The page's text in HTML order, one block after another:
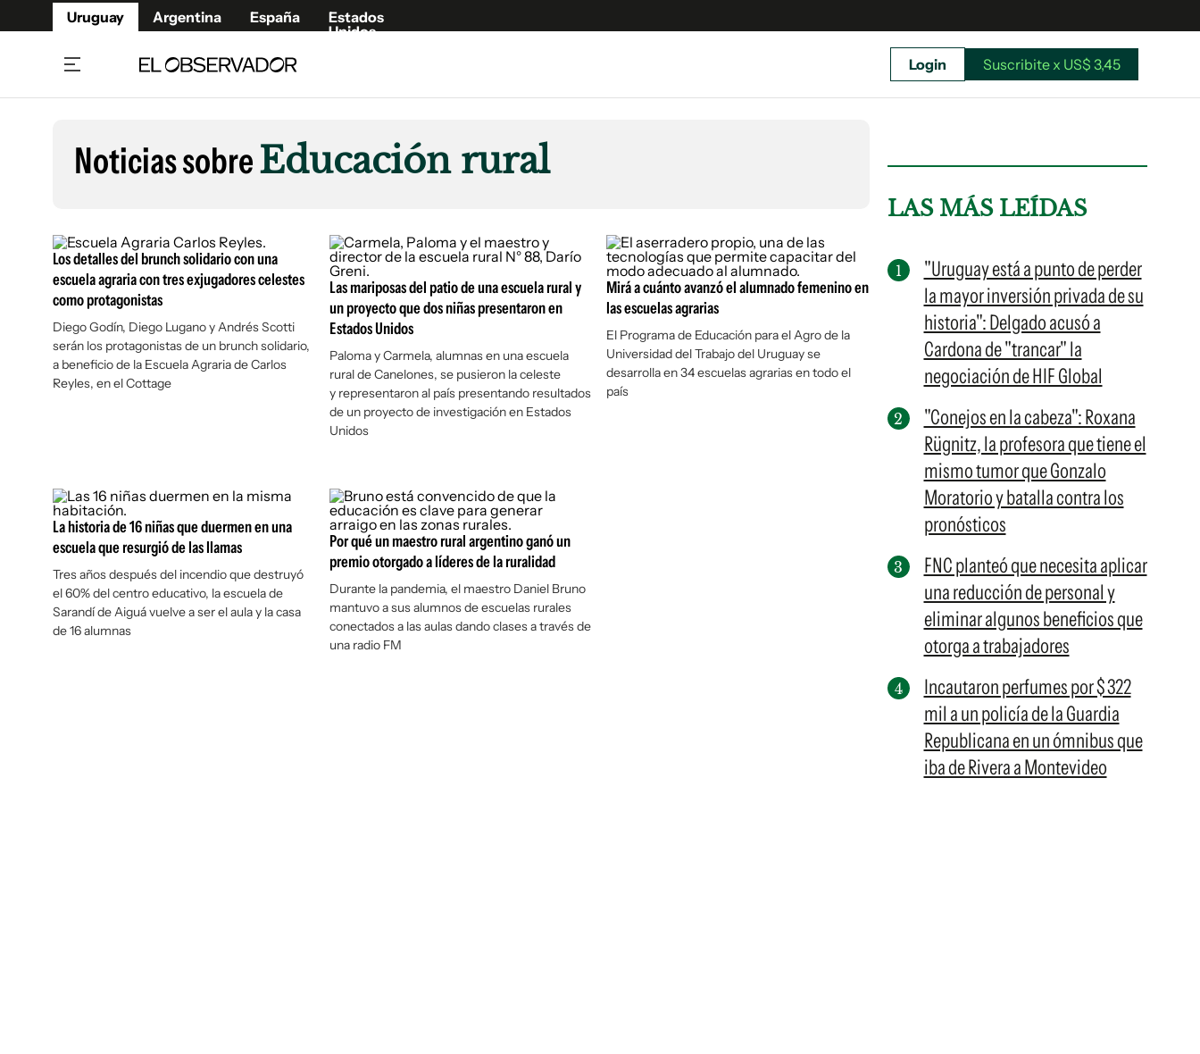
Uruguay Argentina España
Estados
Unidos
Beneficios Member
Café y Negocios
Economía y Empresas
Agro
Brand Studio
Mundo
Cultura y Espectáculos
Fúnebres
Publicaciones
Newsletters
Argentina
España
Estados Unidos
Suscribite x US$ 3,45
Login Suscribite x US$ 3,45
Noticias sobreEducación rural
Los detalles del brunch solidario con una
escuela agraria con tres exjugadores celestes
como protagonistas
Diego Godín, Diego Lugano y Andrés Scotti
serán los protagonistas de un brunch solidario,
a beneficio de la Escuela Agraria de Carlos
Reyles, en el Cottage
Las mariposas del patio de una escuela rural y
un proyecto que dos niñas presentaron en
Estados Unidos
Paloma y Carmela, alumnas en una escuela
rural de Canelones, se pusieron la celeste
y representaron al país presentando resultados
de un proyecto de investigación en Estados
Unidos
Mirá a cuánto avanzó el alumnado femenino en
las escuelas agrarias
El Programa de Educación para el Agro de la
Universidad del Trabajo del Uruguay se
desarrolla en 34 escuelas agrarias en todo el
país
La historia de 16 niñas que duermen en una
escuela que resurgió de las llamas
Tres años después del incendio que destruyó
el 60% del centro educativo, la escuela de
Sarandí de Aiguá vuelve a ser el aula y la casa
de 16 alumnas
Por qué un maestro rural argentino ganó un
premio otorgado a líderes de la ruralidad
Durante la pandemia, el maestro Daniel Bruno
mantuvo a sus alumnos de escuelas rurales
conectados a las aulas dando clases a través de
una radio FM
LAS MÁS LEÍDAS
"Uruguay está a punto de perder
la mayor inversión privada de su
historia": Delgado acusó a
Cardona de "trancar" la
negociación de HIF Global
"Conejos en la cabeza": Roxana
Rügnitz, la profesora que tiene el
mismo tumor que Gonzalo
Moratorio y batalla contra los
pronósticos
FNC planteó que necesita aplicar
una reducción de personal y
eliminar algunos beneficios que
otorga a trabajadores
Incautaron perfumes por $ 322
mil a un policía de la Guardia
Republicana en un ómnibus que
iba de Rivera a Montevideo